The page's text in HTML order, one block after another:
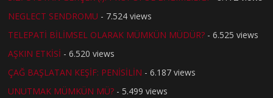
NEGLECT SENDROMU - 7.524 views
TELEPATİ BİLİMSEL OLARAK MÜMKÜN MÜDÜR? - 6.525 views
AŞKIN ETKİSİ - 6.520 views
ÇAĞ BAŞLATAN KEŞİF: PENİSİLİN - 6.187 views
UNUTMAK MÜMKÜN MÜ? - 5.499 views